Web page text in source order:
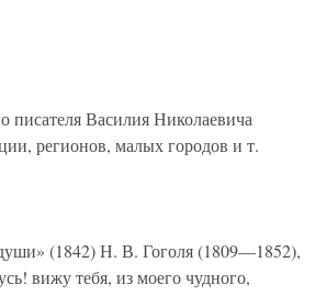
писателя Василия Николаевича
регионов, малых городов и т.
(1842) Н. В. Гоголя (1809—1852),
вижу тебя, из моего чудного,